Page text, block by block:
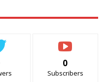
0
Subscribers